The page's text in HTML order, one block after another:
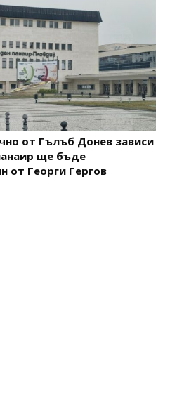
от Гълъб Донев зависи
ще бъде
от Георги Гергов